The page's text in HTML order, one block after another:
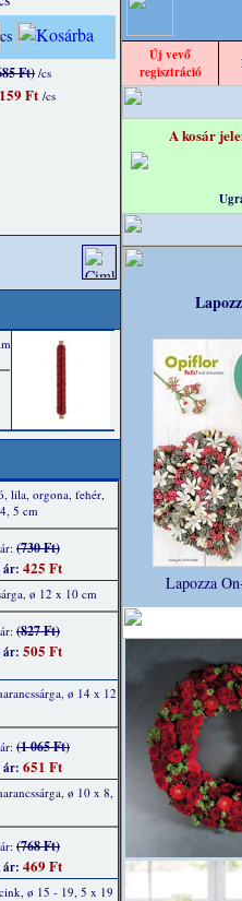
cs
Ft) /cs
Ft /cs
lila, orgona, fehér,
5 cm
(730 Ft)
ár: 425 Ft
ø 12 x 10 cm
(827 Ft)
ár: 505 Ft
ø 14 x 12
(1 065 Ft)
ár: 651 Ft
ø 10 x 8,
(768 Ft)
ár: 469 Ft
ø 15 - 19, 5 x 19
Új vevő
regisztráció
A kosár
Lapozza